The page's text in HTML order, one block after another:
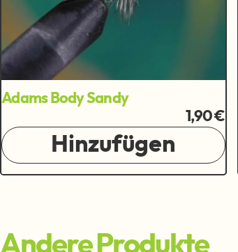
Adams Body Sandy
1,90 €
Hinzufügen
Andere Produkte